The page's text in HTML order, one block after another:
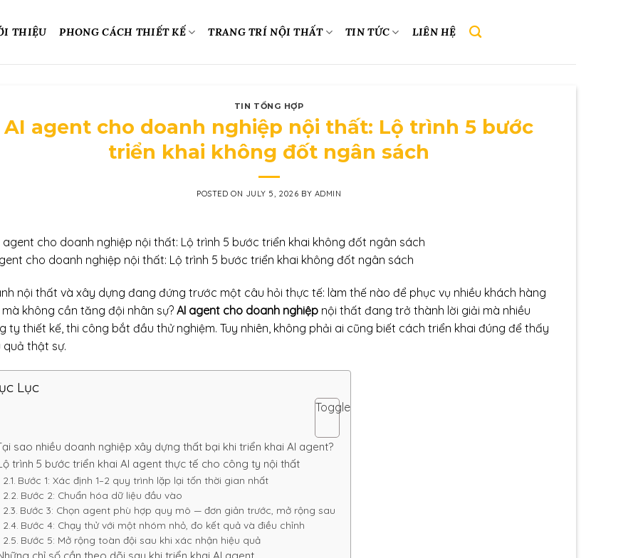
THIỆU PHONG CÁCH THIẾT KẾ TRANG TRÍ NỘI THẤT TIN TỨC LIÊN HỆ
TIN TỔNG HỢP
AI agent cho doanh nghiệp nội thất: Lộ trình 5 bước
triển khai không đốt ngân sách
POSTED ON JULY 5, 2026 BY ADMIN
cho doanh nghiệp nội thất: Lộ trình 5 bước triển khai không đốt ngân sách
nội thất và xây dựng đang đứng trước một câu hỏi thực tế: làm thế nào để phục vụ nhiều khách hàng
mà không cần tăng đội nhân sự? AI agent cho doanh nghiệpnội thất đang trở thành lời giải mà nhiều
ty thiết kế, thi công bắt đầu thử nghiệm. Tuy nhiên, không phải ai cũng biết cách triển khai đúng để thấy
quả thật sự.
Lục
Toggle
sao nhiều doanh nghiệp xây dựng thất bại khi triển khai AI agent?
trình 5 bước triển khai AI agent thực tế cho công ty nội thất
Bước 1: Xác định 1–2 quy trình lặp lại tốn thời gian nhất
Bước 2: Chuẩn hóa dữ liệu đầu vào
Bước 3: Chọn agent phù hợp quy mô — đơn giản trước, mở rộng sau
Bước 4: Chạy thử với một nhóm nhỏ, đo kết quả và điều chỉnh
Bước 5: Mở rộng toàn đội sau khi xác nhận hiệu quả
chỉ số cần theo dõi sau khi triển khai AI agent